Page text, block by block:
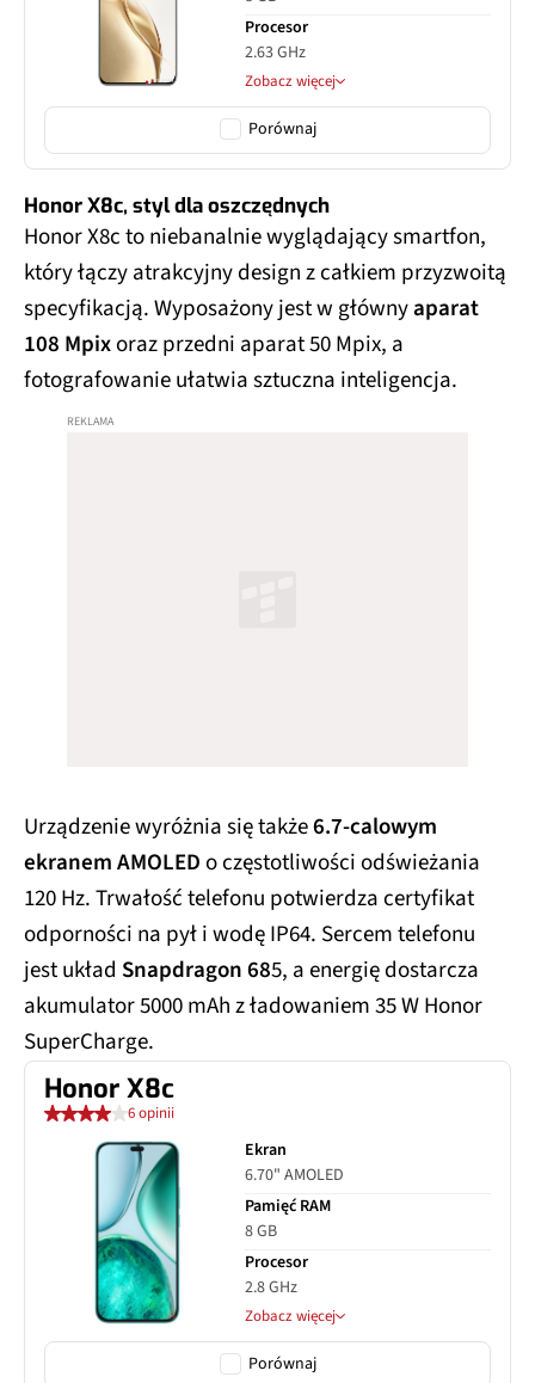
Procesor
2.63 GHz
Zobacz więcej
Porównaj
Honor X8c, styl dla oszczędnych
Honor X8c to niebanalnie wyglądający smartfon,
który łączy atrakcyjny design z całkiem przyzwoitą
specyfikacją. Wyposażony jest w głównyaparat
108 Mpixoraz przedni aparat 50 Mpix, a
fotografowanie ułatwia sztuczna inteligencja.
Urządzenie wyróżnia się także6.7-calowym
ekranem AMOLEDo częstotliwości odświeżania
120 Hz. Trwałość telefonu potwierdza certyfikat
odporności na pył i wodę IP64. Sercem telefonu
jest układ Snapdragon 685, a energię dostarcza
akumulator 5000 mAh z ładowaniem 35 W Honor
SuperCharge.
Honor X8c
6 opinii
Ekran
6.70" AMOLED
Pamięć RAM
8 GB
Procesor
2.8 GHz
Zobacz więcej
Porównaj